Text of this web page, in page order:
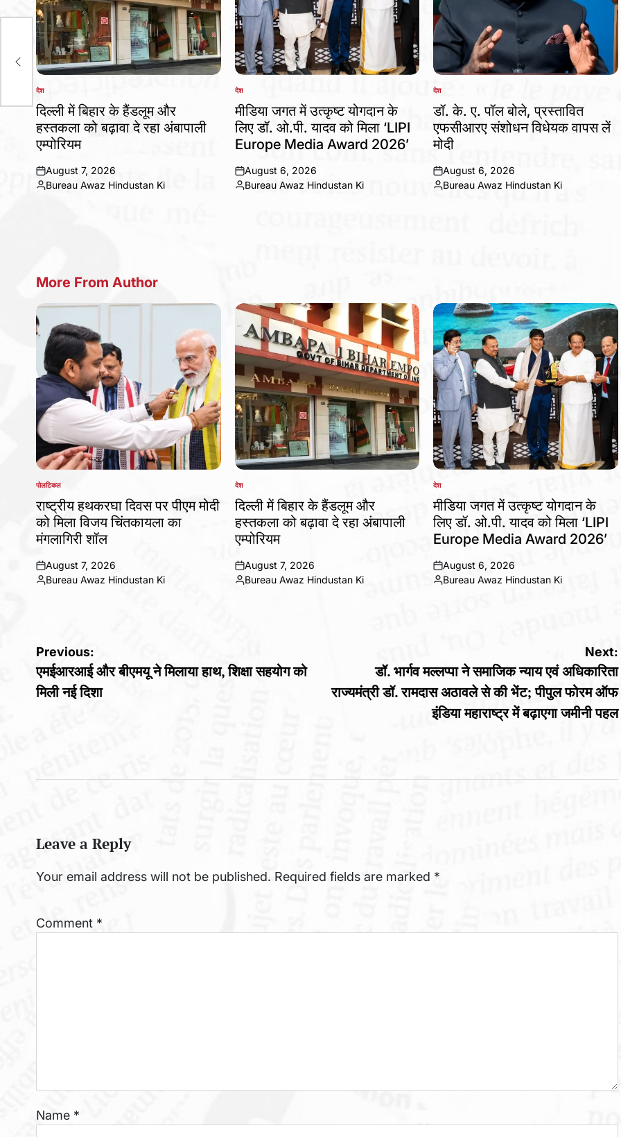
POSTED
IN
देश
दिल्ली में बिहार के हैंडलूम और
हस्तकला को बढ़ावा दे रहा अंबापाली
एम्पोरियम
on
August 7, 2026
Posted
Bureau Awaz Hindustan Ki
POSTED
IN
देश
मीडिया जगत में उत्कृष्ट योगदान के
लिए डॉ. ओ.पी. यादव को मिला ‘LIPI
Europe Media Award 2026’
on
August 6, 2026
Posted
Bureau Awaz Hindustan Ki
POSTED
IN
देश
डॉ. के. ए. पॉल बोले, प्रस्तावित
एफसीआरए संशोधन विधेयक वापस लें
मोदी
on
August 6, 2026
Posted
Bureau Awaz Hindustan Ki
More From Author
POSTED
पोलटिकल
राष्ट्रीय हथकरघा दिवस पर पीएम मोदी
को मिला विजय चिंतकायला का
मंगलागिरी शॉल
on
August 7, 2026
Posted
Bureau Awaz Hindustan Ki
POSTED
IN
देश
दिल्ली में बिहार के हैंडलूम और
हस्तकला को बढ़ावा दे रहा अंबापाली
एम्पोरियम
on
August 7, 2026
Posted
Bureau Awaz Hindustan Ki
POSTED
IN
देश
मीडिया जगत में उत्कृष्ट योगदान के
लिए डॉ. ओ.पी. यादव को मिला ‘LIPI
Europe Media Award 2026’
on
August 6, 2026
Posted
Bureau Awaz Hindustan Ki
Post
navigation
Previous:
एमईआरआई और बीएमयू ने मिलाया हाथ, शिक्षा सहयोग को
मिली नई दिशा
Next:
डॉ. भार्गव मल्लप्पा ने समाजिक न्याय एवं अधिकारिता
राज्यमंत्री डॉ. रामदास अठावले से की भेंट; पीपुल फोरम ऑफ
इंडिया महाराष्ट्र में बढ़ाएगा जमीनी पहल
Leave a Reply
Your email address will not be published. Required fields are marked *
Comment *
Name *